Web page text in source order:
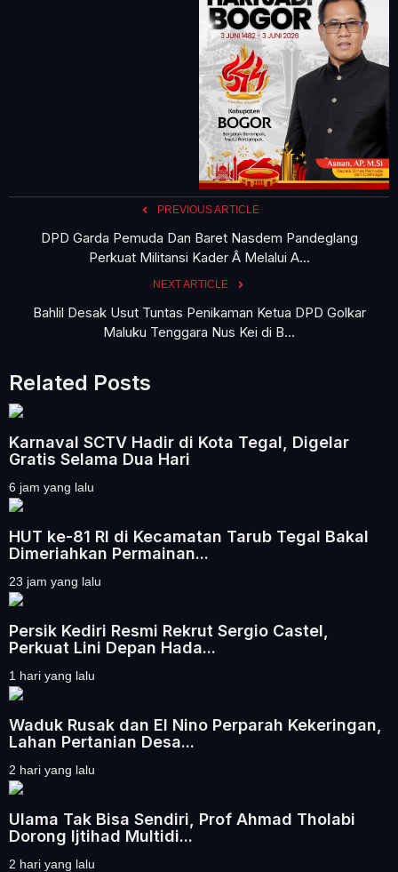
PREVIOUS ARTICLE
DPD Garda Pemuda Dan Baret Nasdem Pandeglang
Perkuat Militansi Kader Â Melalui A...
NEXT ARTICLE
Bahlil Desak Usut Tuntas Penikaman Ketua DPD Golkar
Maluku Tenggara Nus Kei di B...
Related Posts
Karnaval SCTV Hadir di Kota Tegal, Digelar
Gratis Selama Dua Hari
6 jam yang lalu
HUT ke-81 RI di Kecamatan Tarub Tegal Bakal
Dimeriahkan Permainan...
23 jam yang lalu
Persik Kediri Resmi Rekrut Sergio Castel,
Perkuat Lini Depan Hada...
1 hari yang lalu
Waduk Rusak dan El Nino Perparah Kekeringan,
Lahan Pertanian Desa...
2 hari yang lalu
Ulama Tak Bisa Sendiri, Prof Ahmad Tholabi
Dorong Ijtihad Multidi...
2 hari yang lalu